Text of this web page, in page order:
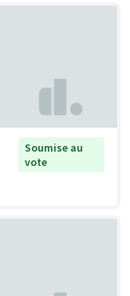
Soumise au
vote